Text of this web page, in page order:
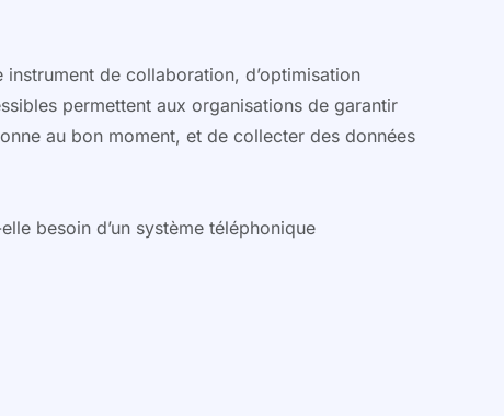
de collaboration, d’optimisation
permettent aux organisations de garantir
au bon moment, et de collecter des données
besoin d’un système téléphonique